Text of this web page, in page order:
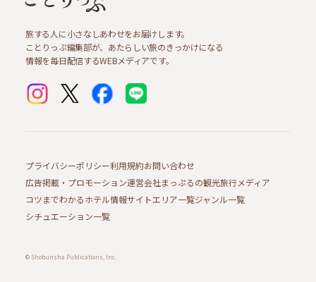
旅する人に小さなしあわせをお届けします。
ことりっぷ編集部が、あたらしい旅のきっかけになる
情報を毎日配信するWEBメディアです。
プライバシーポリシー利用規約お問い合わせ
広告掲載・プロモーション運営会社まっぷるの観光旅行メディア
コツまでわかるホテル情報サイトエリア一覧ジャンル一覧
シチュエーション一覧
© Shobunsha Publications, Inc.